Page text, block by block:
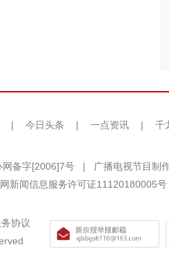
| 今日头条 | 一点资讯 | 千
网备字[2006]7号 |
广播电视节目制
新闻信息服务许可证11120180005号
务协议